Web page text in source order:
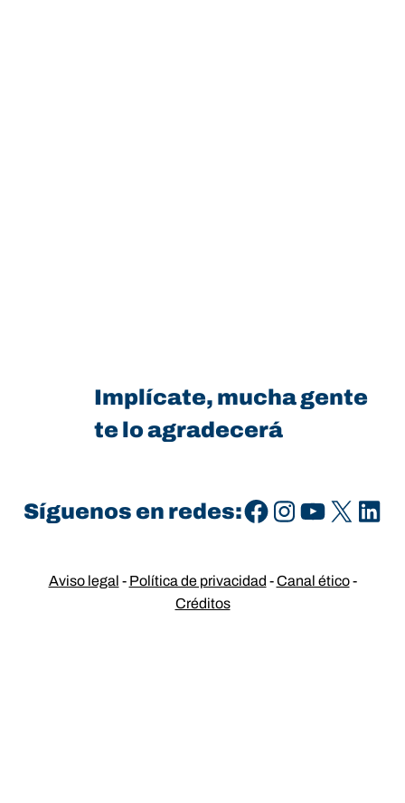
Implícate, mucha gente
te lo agradecerá
Síguenos en redes:Facebook Instagram YouTube X LinkedIn
Aviso legal - Política de privacidad -Canal ético-
Créditos